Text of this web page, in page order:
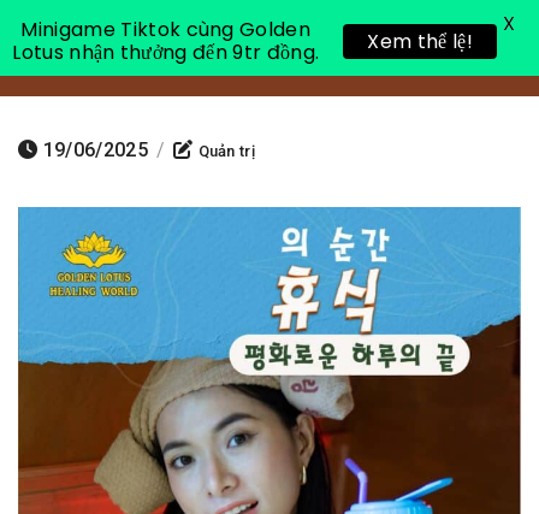
Toggle
19/06/2025 / Quản trị
Minigame Tiktok cùng Golden
Lotus nhận thưởng đến 9tr đồng.
Xem thể lệ!
X